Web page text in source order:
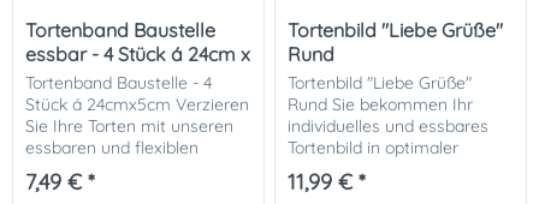
Tortenband Baustelle
essbar - 4 Stück á 24cm x
5cm
Tortenband Baustelle - 4
Stück á 24cmx5cm Verzieren
Sie Ihre Torten mit unseren
essbaren und flexiblen
Tortenbändern aus Dekor-
Plus Zuckerpapier. Sie finden
7,49 € *
Tortenbild "Liebe Grüße"
Rund
Tortenbild "Liebe Grüße"
Rund Sie bekommen Ihr
individuelles und essbares
Tortenbild in optimaler
Qualität auf Dekor-Plus
Zuckerpapier gedruckt. Ihrer
11,99 € *